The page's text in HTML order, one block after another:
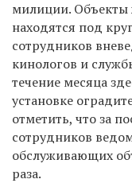
милиции. Объекты
находятся под
сотрудников
кинологов и
течение месяца
установке
отметить, что за
сотрудников
обслуживающих
раза.